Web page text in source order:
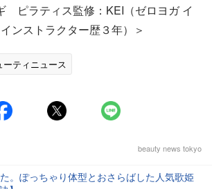
ピラティス監修：KEI（ゼロヨガ イ
ンストラクター歴３年）＞
ティニュース
beauty news tokyo
。ぽっちゃり体型とおさらばした人気歌姫